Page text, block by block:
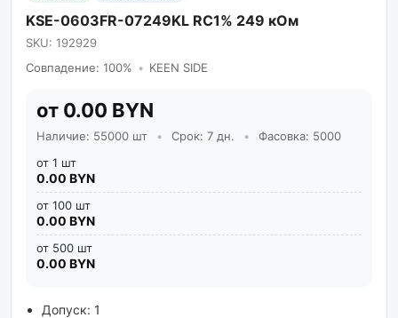
KSE-0603FR-07249KL RC1% 249 кОм
SKU: 192929
Совпадение: 100% • KEEN SIDE
от 0.00 BYN
Наличие: 55000 шт • Срок: 7 дн. •
Фасовка: 5000
от 1 шт
0.00 BYN
от 100 шт
0.00 BYN
от 500 шт
0.00 BYN
Допуск: 1